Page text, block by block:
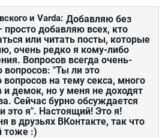
и Varda: Добавляю без
просто добавляю всех, кто
или читать посты, которые
очень редко я кому-либо
Вопросов всегда очень-
"Ты ли это
на тему секса, много
демок, но у меня не доходят
Сейчас бурно обсуждается
это я". Настоящий! Это я!
в друзьях ВКонтакте, так что
тоже :)